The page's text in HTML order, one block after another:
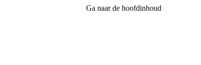
Ga naar de hoofdinhoud